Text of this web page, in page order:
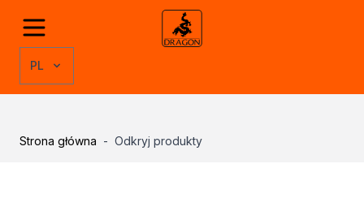
Odkryj produkty
Kleje
Kleje montażowe
Kleje specjalistyczne
Kleje do drewna
PL
Strona główna - Odkryj produkty